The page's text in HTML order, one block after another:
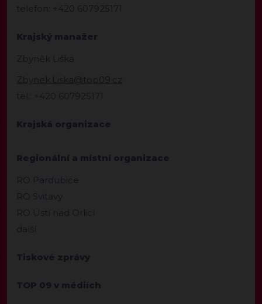
telefon: +420 607925171
Krajský manažer
Zbyněk Liška
Zbynek.Liska@top09.cz
tel.: +420 607925171
Krajská organizace
Regionální a místní organizace
RO Pardubice
RO Svitavy
RO Ústí nad Orlicí
další
Tiskové zprávy
TOP 09 v médiích